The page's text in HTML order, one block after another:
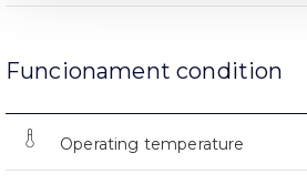
Funcionament condition
Operating temperature